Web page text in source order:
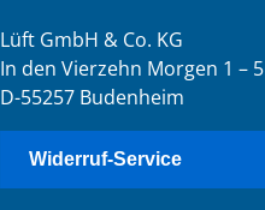
Lüft GmbH & Co. KG
In den Vierzehn Morgen 1 – 5
D-55257 Budenheim
Widerruf-Service